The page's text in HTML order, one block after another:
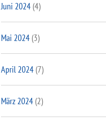
Juni 2024(4)
Mai 2024(3)
April 2024(7)
März 2024(2)